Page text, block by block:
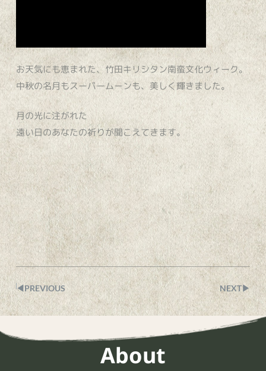
お天気にも恵まれた、竹田キリシタン南蛮文化ウィーク。
中秋の名月もスーパームーンも、美しく輝きました。
月の光に注がれた
遠い日のあなたの祈りが聞こえてきます。
◀︎PREVIOUS NEXT▶︎
About